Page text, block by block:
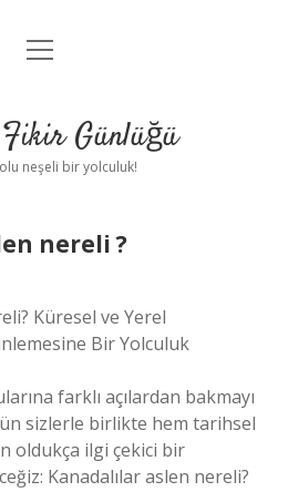
Anasayfa
Uyarı
menüyü
Günlüğü
neşeli bir yolculuk!
nereli ?
Küresel ve Yerel
Bir Yolculuk
farklı açılardan bakmayı
sizlerle birlikte hem tarihsel
oldukça ilgi çekici bir
Kanadalılar aslen nereli?